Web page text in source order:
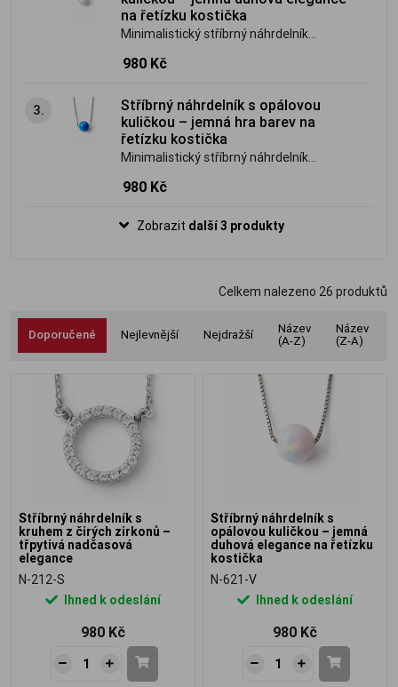
na řetízku kostička
Minimalistický stříbrný náhrdelník
925/1000 s opálovou kuličkou s jemnou
pro každodenní nošení.
980 Kč
3.
Stříbrný náhrdelník s opálovou
kuličkou – jemná hra barev na
řetízku kostička
Minimalistický stříbrný náhrdelník
925/1000 s opálovou kuličkou na
elegantní šperk s nádhernou hrou
980 Kč
Zobrazit další 3 produkty
Celkem nalezeno 26 produktů
Doporučené Nejlevnější Nejdražší
Název
(A-Z)
Název
(Z-A)
Stříbrný náhrdelník s
kruhem z čirých zirkonů –
třpytivá nadčasová
elegance
N-212-S
Ihned k odeslání
980 Kč
Stříbrný náhrdelník s
opálovou kuličkou – jemná
duhová elegance na řetízku
kostička
N-621-V
Ihned k odeslání
980 Kč